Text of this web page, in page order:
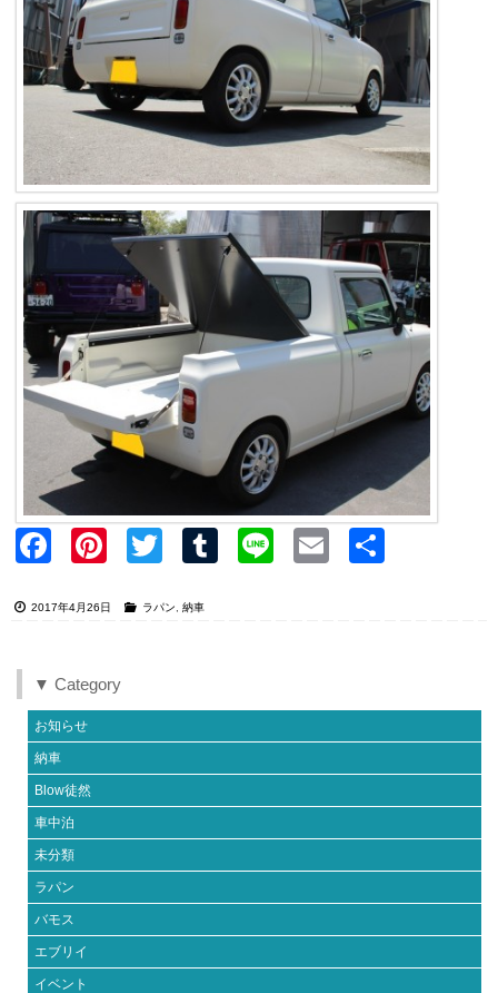
Faceb Pinter Twitter Tumblr Line Email
2017年4月26日 ラパン,納車
▼ Category
お知らせ
納車
Blow徒然
車中泊
未分類
ラパン
バモス
エブリイ
イベント